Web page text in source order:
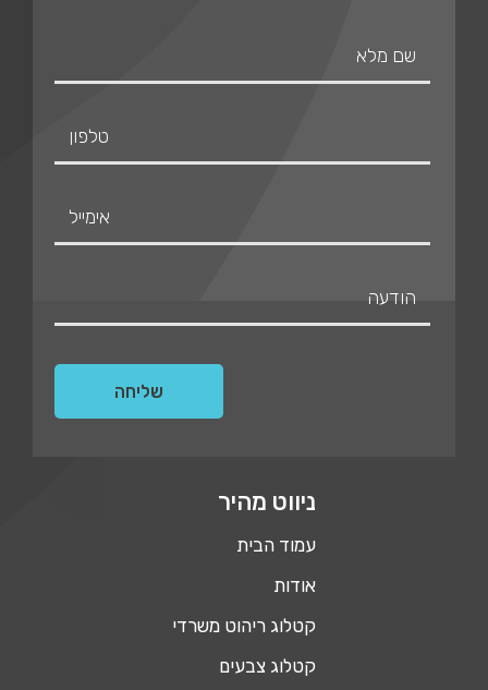
ניווט מהיר
עמוד הבית
אודות
קטלוג ריהוט משרדי
קטלוג צבעים